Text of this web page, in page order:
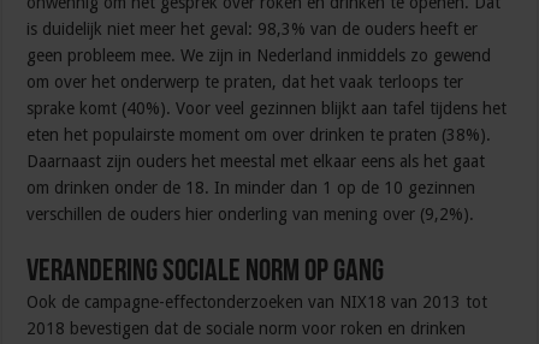
is duidelijk niet meer het geval: 98,3% van de ouders heeft er
geen probleem mee. We zijn in Nederland inmiddels zo gewend
om over het onderwerp te praten, dat het vaak terloops ter
sprake komt (40%). Voor veel gezinnen blijkt aan tafel tijdens het
eten het populairste moment om over drinken te praten (38%).
Daarnaast zijn ouders het meestal met elkaar eens als het gaat
om drinken onder de 18. In minder dan 1 op de 10 gezinnen
verschillen de ouders hier onderling van mening over (9,2%).
Verandering sociale norm op gang
Ook de campagne-effectonderzoeken van NIX18 van 2013 tot
2018 bevestigen dat de sociale norm voor roken en drinken